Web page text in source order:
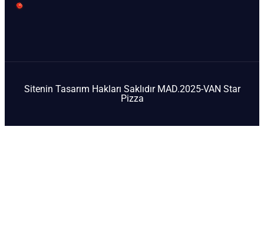
Sitenin Tasarım Hakları Saklıdır MAD.2025-VAN Star
Pizza